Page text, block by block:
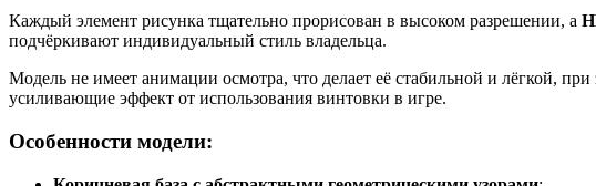
Каждый элемент рисунка тщательно прорисован в высоком разрешении, а
подчёркивают индивидуальный стиль владельца.
Модель не имеет анимации осмотра, что делает её стабильной и лёгкой,
усиливающие эффект от использования винтовки в игре.
Особенности модели: